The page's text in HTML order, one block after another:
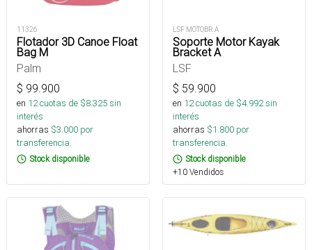
11326
Flotador 3D Canoe Float
Bag M
Palm
$ 99.900
en 12cuotas de $8.325sin
interés
ahorras $3.000 por
transferencia.
Stock disponible
LSF MOTOBR A
Soporte Motor Kayak
Bracket A
LSF
$ 59.900
en 12cuotas de $4.992sin
interés
ahorras $1.800 por
transferencia.
Stock disponible
+10 Vendidos